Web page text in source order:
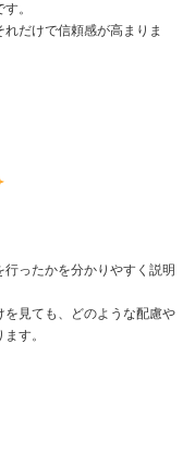
。
だけで信頼感が高まりま
ったかを分かりやすく説明
見ても、どのような配慮や
す。